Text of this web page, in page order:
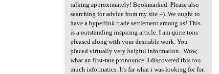
talking approximately! Bookmarked. Please also
searching for advice from my site =). We ought to
have a hyperlink trade settlement among us! This
is a outstanding inspiring article. I am quite tons
pleased along with your desirable work. You
placed virtually very helpful information.. Wow,
what an first-rate pronounce. I discovered this too
much informatics. It's far what i was looking for for.